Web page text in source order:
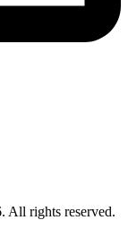
All rights reserved.